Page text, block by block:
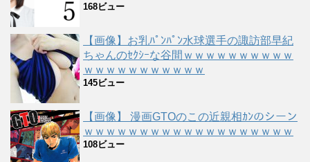
168ビュー
【画像】お乳ﾊﾟﾝﾊﾟﾝ水球選手の諏訪部早紀
ちゃんのｾｸｼｰな谷間ｗｗｗｗｗｗｗｗｗｗ
ｗｗｗｗｗｗｗｗｗｗｗ
145ビュー
【画像】 漫画GTOのこの近親相ｶﾝのシーン
ｗｗｗｗｗｗｗｗｗｗｗｗｗｗｗｗｗｗｗ
108ビュー